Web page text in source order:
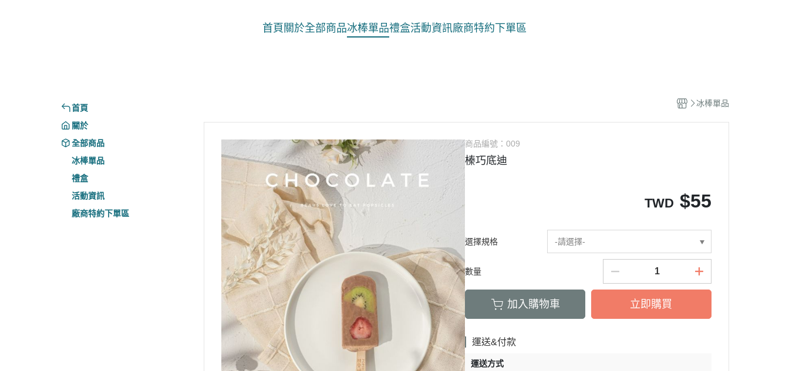
首頁 關於全部商品冰棒單品禮盒活動資訊廠商特約下單區
首頁
關於
全部商品
冰棒單品
禮盒
活動資訊
廠商特約下單區
冰棒單品
商品編號：009
榛巧底迪
TWD $55
選擇規格 -請選擇-
數量
加入購物車 立即購買
運送&付款
運送方式